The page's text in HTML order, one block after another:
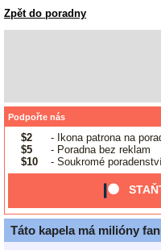
Zpět do poradny
Podpořte nás
$2
- Ikona patrona na
$5
- Poradna bez reklam
$10
- Soukromé
Táto kapela má milióny